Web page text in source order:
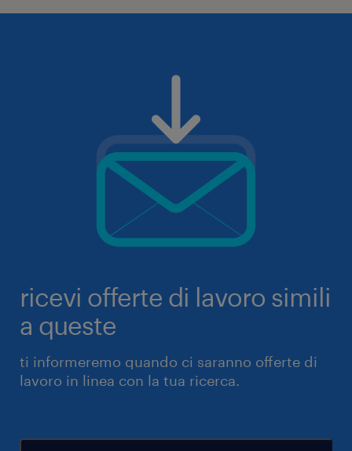
ricevi offerte di lavoro simili
a queste
ti informeremo quando ci saranno offerte di
lavoro in linea con la tua ricerca.